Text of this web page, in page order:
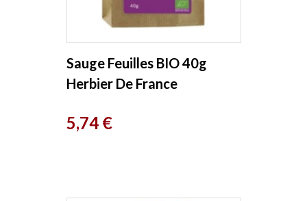
Sauge Feuilles BIO 40g
Herbier De France
Prix
5,74 €